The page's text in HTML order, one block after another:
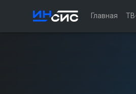
Главная